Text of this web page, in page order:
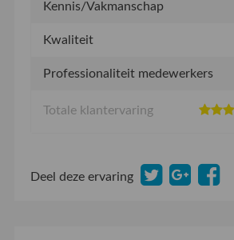
Kennis/Vakmanschap
Kwaliteit
Professionaliteit medewerkers
Totale klantervaring
Deel deze ervaring